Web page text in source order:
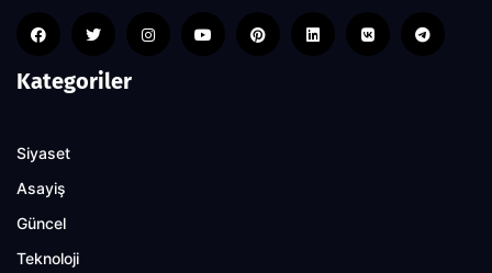
Kategoriler
Siyaset
Asayiş
Güncel
Teknoloji